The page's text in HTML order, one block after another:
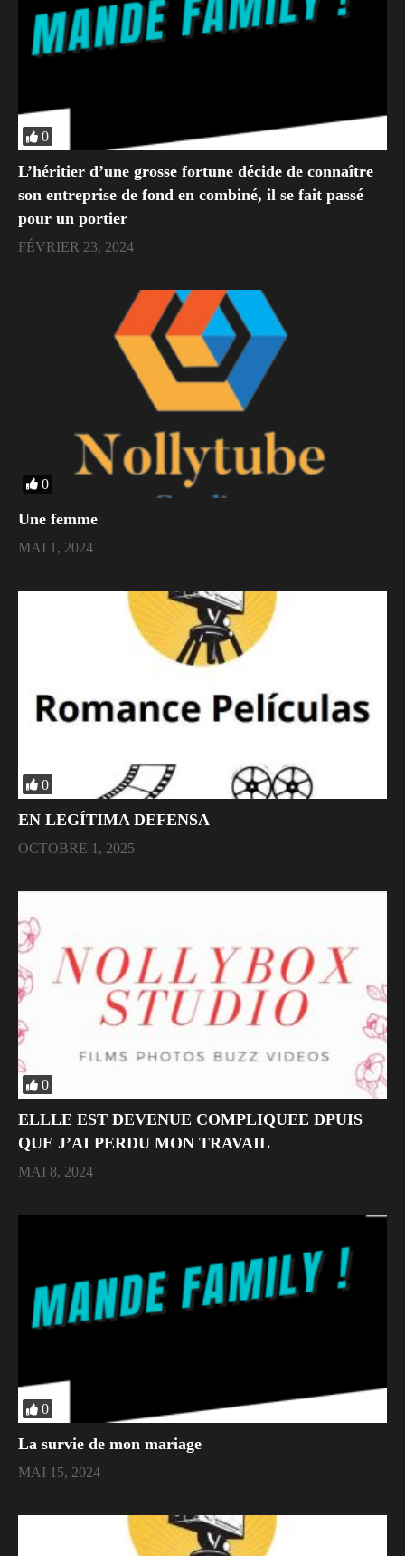
0
L’héritier d’une grosse fortune décide de connaître
son entreprise de fond en combiné, il se fait passé
pour un portier
FÉVRIER 23, 2024
0
Une femme
MAI 1, 2024
0
EN LEGÍTIMA DEFENSA
OCTOBRE 1, 2025
0
ELLLE EST DEVENUE COMPLIQUEE DPUIS
QUE J’AI PERDU MON TRAVAIL
MAI 8, 2024
0
La survie de mon mariage
MAI 15, 2024